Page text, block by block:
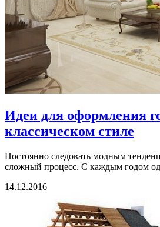
Идеи для оформления
классическом стиле
Постоянно следовать модным
сложный процесс. С каждым годом
14.12.2016